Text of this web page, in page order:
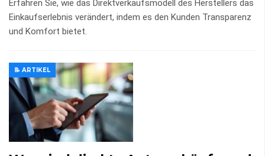
Erfahren Sie, wie das Direktverkaufsmodell des Herstellers das
Einkaufserlebnis verändert, indem es den Kunden Transparenz
und Komfort bietet.
📝 ARTIKEL